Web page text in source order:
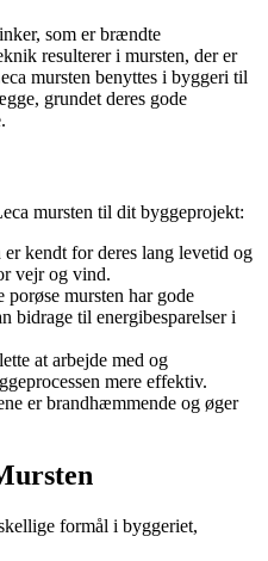
som er brændte
resulterer i mursten, der er
mursten benyttes i byggeri til
grundet deres gode
mursten til dit byggeprojekt:
er kendt for deres lang levetid og
vejr og vind.
porøse mursten har gode
bidrage til energibesparelser i
at arbejde med og
mere effektiv.
er brandhæmmende og øger
formål i byggeriet,